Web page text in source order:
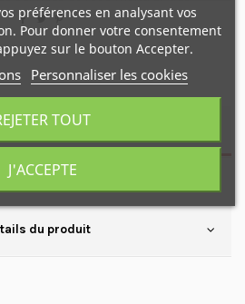
Description
également : N°2
du produit
préférences en analysant vos
Pour donner votre consentement
sur le bouton Accepter.
Personnaliser les cookies
TOUT
J'ACCEPTE